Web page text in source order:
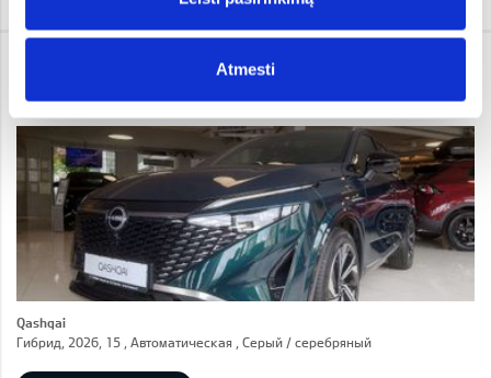
Atmesti
37 450 € i
Qashqai
Гибрид, 2026, 15 , Автоматическая , Серый / cеребряный